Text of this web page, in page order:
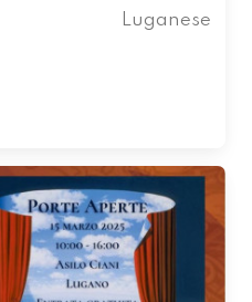
Luganese